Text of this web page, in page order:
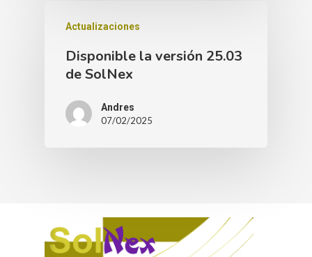
Actualizaciones
Disponible la versión 25.03
de SolNex
Andres
07/02/2025